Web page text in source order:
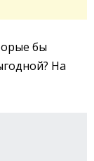
бы
На